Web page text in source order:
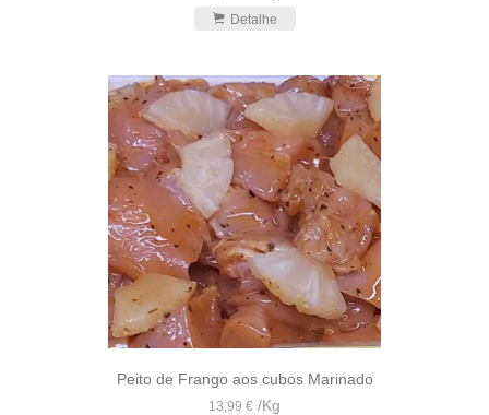
Detalhe
Peito de Frango aos cubos Marinado
13,99 € /Kg